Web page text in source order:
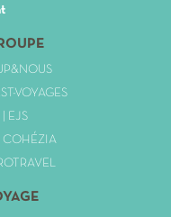
VOYAGES
| EJS
COHÉZIA